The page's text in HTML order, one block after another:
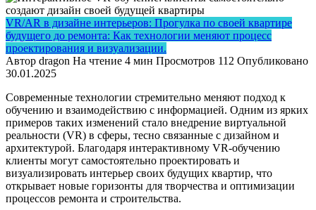
VR/AR в дизайне интерьеров: Прогулка по своей квартире
будущего до ремонта: Как технологии меняют процесс
проектирования и визуализации.
Автор dragon На чтение 4 мин Просмотров 112 Опубликовано
30.01.2025
Современные технологии стремительно меняют подход к
обучению и взаимодействию с информацией. Одним из ярких
примеров таких изменений стало внедрение виртуальной
реальности (VR) в сферы, тесно связанные с дизайном и
архитектурой. Благодаря интерактивному VR-обучению
клиенты могут самостоятельно проектировать и
визуализировать интерьер своих будущих квартир, что
открывает новые горизонты для творчества и оптимизации
процессов ремонта и строительства.